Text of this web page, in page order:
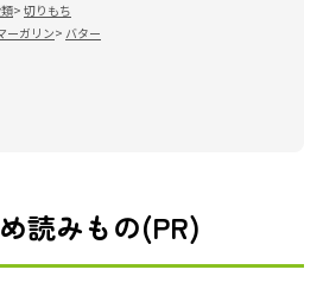
切りもち
ーガリン
バター
読みもの(PR)